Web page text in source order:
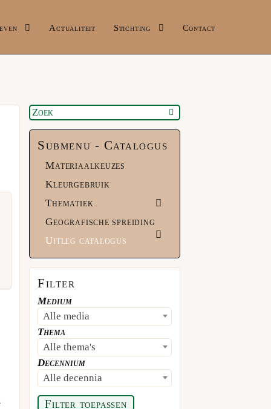
Actualiteit Stichting Contact
Submenu - Catalogus
Materiaalkeuzes
Kleurgebruik
Thematiek
Geografische spreiding
Uitleg catalogus
Filter
Medium
Alle media
Thema
Alle thema's
Decennium
Alle decennia
Filter toepassen